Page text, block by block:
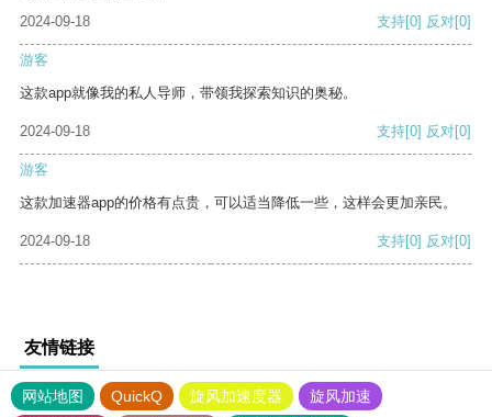
2024-09-18
支持[0] 反对[0]
游客
这款app就像我的私人导师，带领我探索知识的奥秘。
2024-09-18 支持[0] 反对[0]
游客
这款加速器app的价格有点贵，可以适当降低一些，这样会更加亲民。
2024-09-18 支持[0] 反对[0]
友情链接
网站地图 QuickQ 旋风加速度器
旋风加速